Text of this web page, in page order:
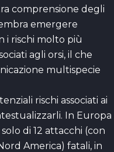
comprensione degli
emergere
i rischi molto più
agli orsi, il che
multispecie
rischi associati ai
In Europa
di 12 attacchi (con
America) fatali, in